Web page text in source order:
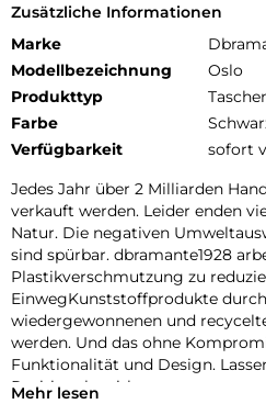
Zusätzliche Informationen
Marke
Modellbezeichnung
Oslo
Produkttyp
Farbe
Verfügbarkeit
sofort
Jedes Jahr über 2 Milliarden
verkauft werden. Leider enden
Natur. Die negativen
sind spürbar. dbramante1928
Plastikverschmutzung zu
EinwegKunststoffprodukte
wiedergewonnenen und
werden. Und das ohne
Funktionalität und Design.
Positives bewirken.
Mehr lesen